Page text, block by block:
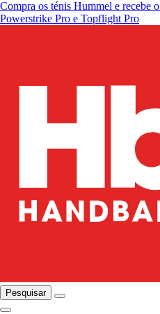
Compra os ténis Hummel e recebe o
Powerstrike Pro e Topflight Pro
Pesquisar